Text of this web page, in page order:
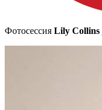
Фотосессия Lily Collins